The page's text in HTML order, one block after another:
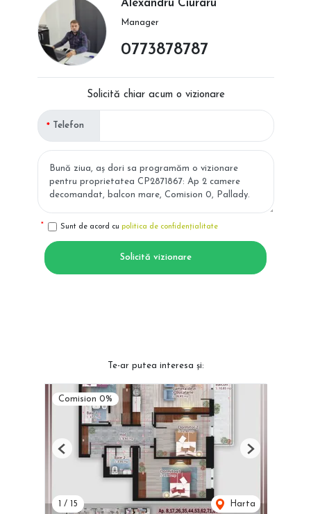
Alexandru Ciuraru
Manager
0773878787
Solicită chiar acum o vizionare
Telefon
Sunt de acord cu politica de confidențialitate
Solicită vizionare
Te-ar putea interesa și:
Comision 0%
/ 15 Harta
Previous Next